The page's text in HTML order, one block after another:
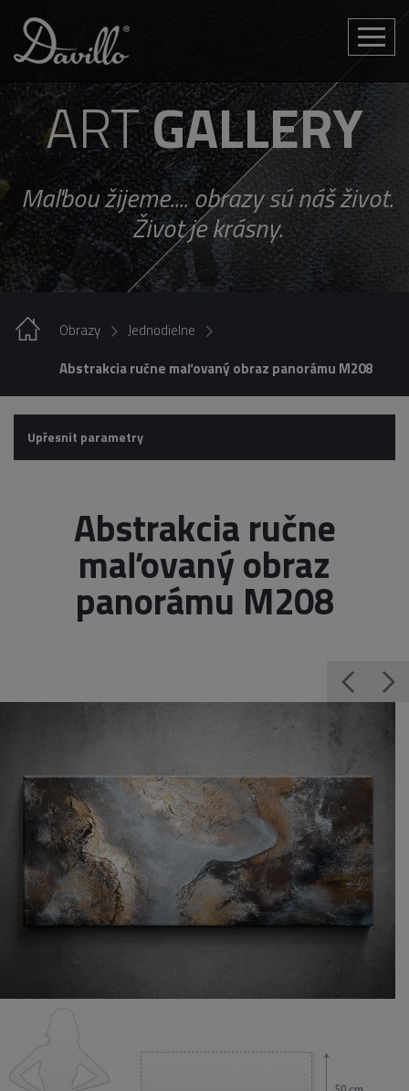
Toggle
ARTGALLERY
Maľbou žijeme.... obrazy sú náš život.
Život je krásny.
Obrazy
Jednodielne
Abstrakcia ručne maľovaný obraz panorámu M208
Upřesnit parametry
Abstrakcia ručne
maľovaný obraz
panorámu M208